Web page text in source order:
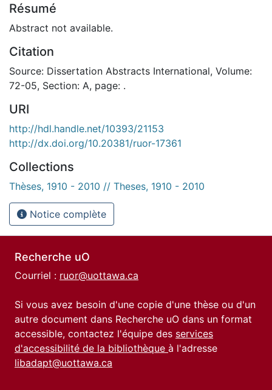
Résumé
Abstract not available.
Citation
Source: Dissertation Abstracts International, Volume:
72-05, Section: A, page: .
URI
http://hdl.handle.net/10393/21153
http://dx.doi.org/10.20381/ruor-17361
Collections
Thèses, 1910 - 2010 // Theses, 1910 - 2010
Notice complète
Recherche uO
Courriel : ruor@uottawa.ca
Si vous avez besoin d'une copie d'une thèse ou d'un
autre document dans Recherche uO dans un format
accessible, contactez l'équipe des services
d'accessibilité de la bibliothèque à l'adresse
libadapt@uottawa.ca